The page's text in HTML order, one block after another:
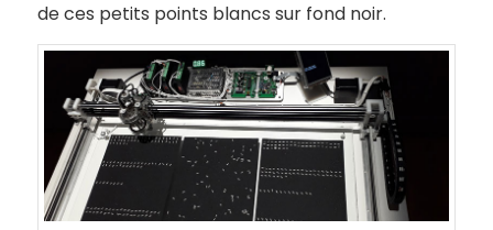
de ces petits points blancs sur fond noir.